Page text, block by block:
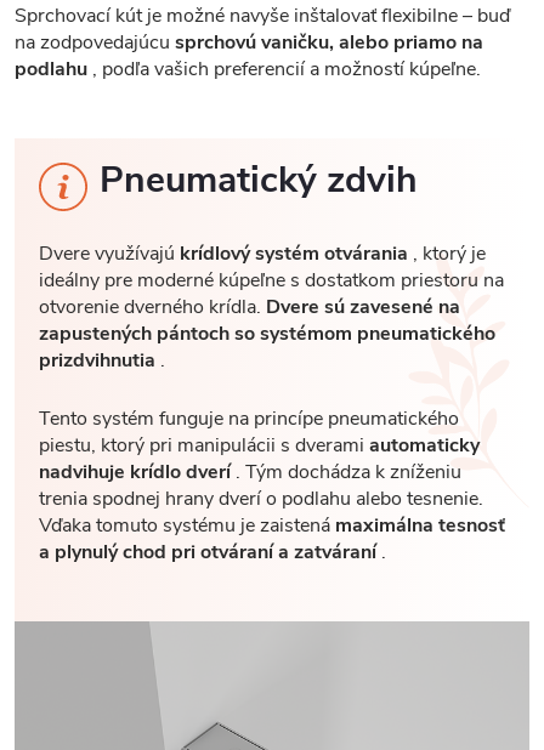
Sprchovací kút je možné navyše inštalovať flexibilne – buď
na zodpovedajúcu sprchovú vaničku, alebo priamo na
podlahu , podľa vašich preferencií a možností kúpeľne.
Pneumatický zdvih
Dvere využívajú krídlový systém otvárania , ktorý je
ideálny pre moderné kúpeľne s dostatkom priestoru na
otvorenie dverného krídla. Dvere sú zavesené na
zapustených pántoch so systémom pneumatického
prizdvihnutia .
Tento systém funguje na princípe pneumatického
piestu, ktorý pri manipulácii s dverami automaticky
nadvihuje krídlo dverí. Tým dochádza k zníženiu
trenia spodnej hrany dverí o podlahu alebo tesnenie.
Vďaka tomuto systému je zaistená maximálna tesnosť
a plynulý chod pri otváraní a zatváraní.